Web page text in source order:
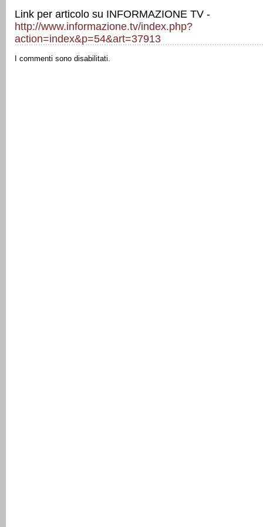
Link per articolo su INFORMAZIONE TV -
http://www.informazione.tv/index.php?
action=index&p=54&art=37913
I commenti sono disabilitati.